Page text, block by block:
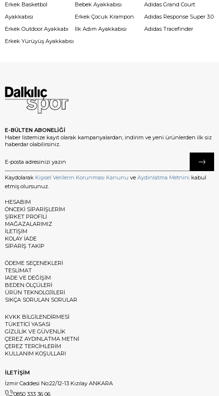
Erkek Basketbol
Ayakkabısı
Erkek Outdoor Ayakkabı
Erkek Yürüyüş Ayakkabısı
Bebek Ayakkabısı
Erkek Çocuk Krampon
İlk Adım Ayakkabısı
Adidas Grand Court
Adidas Response Super 3.0
Adidas Tracefinder
E-BÜLTEN ABONELİĞİ
Haber listemize kayıt olarak kampanyalardan, indirim ve yeni ürünlerden ilk siz
haberdar olabilirsiniz.
Kaydolarak Kişisel Verilerin Korunması Kanunu ve Aydınlatma Metnini kabul
etmiş olursunuz.
HESABIM
ÖNCEKİ SİPARİŞLERİM
ŞİRKET PROFİLİ
MAĞAZALARIMIZ
İLETİŞİM
KOLAY İADE
SİPARİŞ TAKİP
ÖDEME SEÇENEKLERİ
TESLİMAT
İADE VE DEĞİŞİM
BEDEN ÖLÇÜLERİ
ÜRÜN TEKNOLOJİLERİ
SIKÇA SORULAN SORULAR
KVKK BİLGİLENDİRMESİ
TÜKETİCİ YASASI
GİZLİLİK VE GÜVENLİK
ÇEREZ AYDINLATMA METNİ
ÇEREZ TERCİHLERİM
KULLANIM KOŞULLARI
İLETİŞİM
İzmir Caddesi No:22/12-13 Kızılay ANKARA
0850 333 36 06